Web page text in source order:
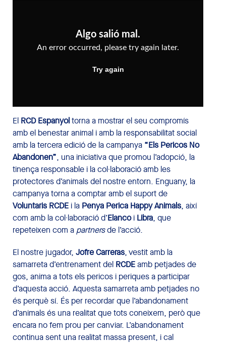
El RCD Espanyoltorna a mostrar el seu compromís
amb el benestar animal i amb la responsabilitat social
amb la tercera edició de la campanya “Els Pericos No
Abandonen”, una iniciativa que promou l’adopció, la
tinença responsable i la col·laboració amb les
protectores d’animals del nostre entorn. Enguany, la
campanya torna a comptar amb el suport de
Voluntaris RCDE i la Penya Perica Happy Animals, així
com amb la col·laboració d’Elancoi Libra, que
repeteixen com a partnersde l’acció.
El nostre jugador, Jofre Carreras, vestit amb la
samarreta d’entrenament del RCDEamb petjades de
gos, anima a tots els pericos i periques a participar
d’aquesta acció. Aquesta samarreta amb petjades no
és perquè sí. És per recordar que l’abandonament
d’animals és una realitat que tots coneixem, però que
encara no fem prou per canviar. L’abandonament
continua sent una realitat massa present, i cal